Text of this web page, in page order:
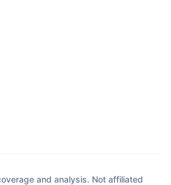
and analysis. Not affiliated